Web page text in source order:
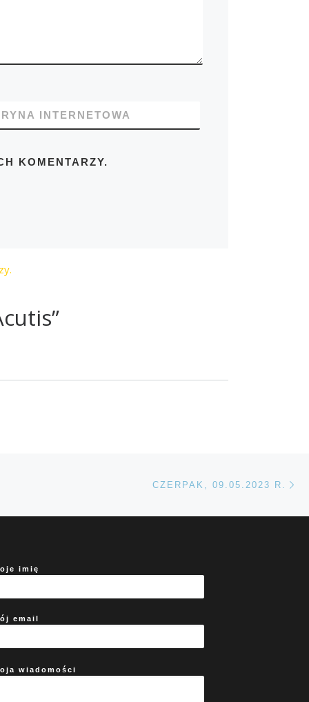
INTERNETOWA
KOMENTARZY.
CZERPAK, 09.05.2023 R.
imię
email
wiadomości